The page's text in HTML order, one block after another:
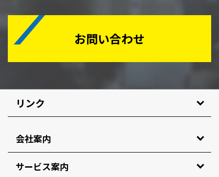
お問い合わせ
リンク
会社案内
サービス案内